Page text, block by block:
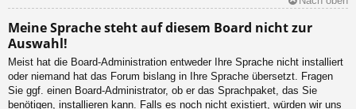
Meine Sprache steht auf diesem Board nicht zur
Auswahl!
Meist hat die Board-Administration entweder Ihre Sprache nicht installiert
oder niemand hat das Forum bislang in Ihre Sprache übersetzt. Fragen
Sie ggf. einen Board-Administrator, ob er das Sprachpaket, das Sie
benötigen, installieren kann. Falls es noch nicht existiert, würden wir uns